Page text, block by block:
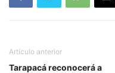
Artículo anterior
Tarapacá reconocerá a